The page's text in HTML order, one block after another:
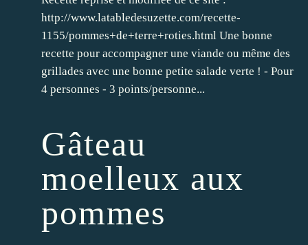
http://www.latabledesuzette.com/recette-
1155/pommes+de+terre+roties.html Une bonne
recette pour accompagner une viande ou même des
grillades avec une bonne petite salade verte ! - Pour
4 personnes - 3 points/personne...
Gâteau
moelleux aux
pommes